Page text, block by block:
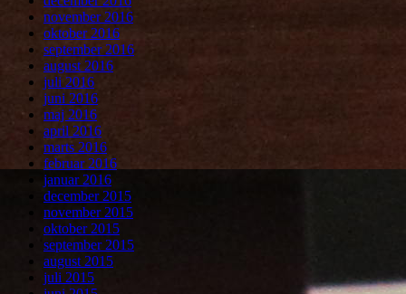
november 2016
oktober 2016
september 2016
august 2016
juli 2016
juni 2016
maj 2016
april 2016
marts 2016
februar 2016
januar 2016
december 2015
november 2015
oktober 2015
september 2015
august 2015
juli 2015